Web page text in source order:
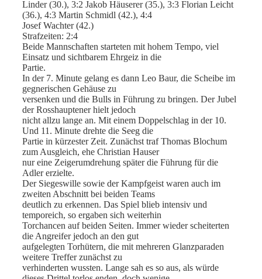
Linder (30.), 3:2 Jakob Häuserer (35.), 3:3 Florian Leicht
(36.), 4:3 Martin Schmidl (42.), 4:4
Josef Wachter (42.)
Strafzeiten: 2:4
Beide Mannschaften starteten mit hohem Tempo, viel
Einsatz und sichtbarem Ehrgeiz in die
Partie.
In der 7. Minute gelang es dann Leo Baur, die Scheibe im
gegnerischen Gehäuse zu
versenken und die Bulls in Führung zu bringen. Der Jubel
der Rosshauptener hielt jedoch
nicht allzu lange an. Mit einem Doppelschlag in der 10.
Und 11. Minute drehte die Seeg die
Partie in kürzester Zeit. Zunächst traf Thomas Blochum
zum Ausgleich, ehe Christian Hauser
nur eine Zeigerumdrehung später die Führung für die
Adler erzielte.
Der Siegeswille sowie der Kampfgeist waren auch im
zweiten Abschnitt bei beiden Teams
deutlich zu erkennen. Das Spiel blieb intensiv und
temporeich, so ergaben sich weiterhin
Torchancen auf beiden Seiten. Immer wieder scheiterten
die Angreifer jedoch an den gut
aufgelegten Torhütern, die mit mehreren Glanzparaden
weitere Treffer zunächst zu
verhinderten wussten. Lange sah es so aus, als würde